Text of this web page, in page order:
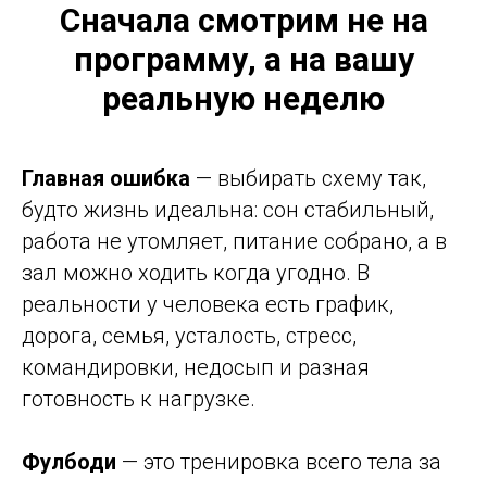
Сначала смотрим не на
программу, а на вашу
реальную неделю
Главная ошибка — выбирать схему так,
будто жизнь идеальна: сон стабильный,
работа не утомляет, питание собрано, а в
зал можно ходить когда угодно. В
реальности у человека есть график,
дорога, семья, усталость, стресс,
командировки, недосып и разная
готовность к нагрузке.
Фулбоди — это тренировка всего тела за